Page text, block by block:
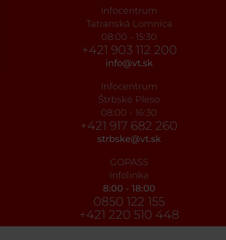
Infocentrum
Tatranská Lomnica
08:00 - 15:30
+421 903 112 200
info@vt.sk
Infocentrum
Štrbské Pleso
08:00 - 16:30
+421 917 682 260
strbske@vt.sk
GOPASS
Infolinka
8:00 - 18:00
0850 122 155
+421 220 510 448